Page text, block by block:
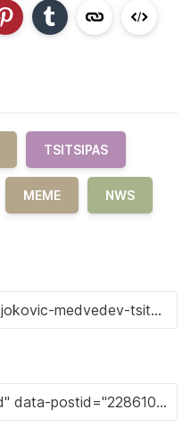
TSITSIPAS
MEME NWS